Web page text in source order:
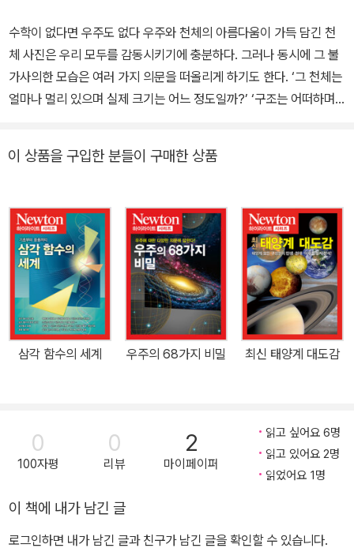
수학이 없다면 우주도 없다 우주와 천체의 아름다움이 가득 담긴 천
체 사진은 우리 모두를 감동시키기에 충분하다. 그러나 동시에 그 불
가사의한 모습은 여러 가지 의문을 떠올리게 하기도 한다. ‘그 천체는
얼마나 멀리 있으며 실제 크기는 어느 정도일까?’ ‘구조는 어떠하며
하는 것이 바로 천문학이다. 이들 의문에 답하기 위해서는 먼저 거리
야만 한다. 숫자로 표현되지 못하는 사물은 아무리 이해하려고 해도
제대로 할 수 없으며, 결국 헛된 이야기나 공상에 그쳐 버린다. 이 책
에서는 여러 가지 천문 현상에 대해 먼저 그 물리적 이치를 알기 쉽게
설명한다. 그리고 그들을 나타내는 물리량이 어떻게 측정되고 계산되
는지에 대해 예를 들면서 소개한다. 계산은 대부분 곱셈이나 나눗셈
으로 되어 있는데, 다소 어려운 미적분 등도 종종 나온다. 그러나 대략
적인 의미를 파악할 수만 있다면, 세세한 부분에 얽매이지 말고 건너
뛰어 앞으로 나아가기 바란다. 각각의 장은 대략 지구로부터의 거리
다!’라는 이름의 보충 학습 자료 코너도 마련해, 쉬면서 읽을 수 있는
주제를 다루었으니 함께 익히기 바란다. 특장 ● 태양계, 별과 성간 공
간, 성간 물질과 별의 형성, 은하와 우리은하, 우주의 핵심 사항을 빠
가장 가까운 달에서 시작해 태양과 행성을 포함한 태양계를 먼저 다
룬다. 그리고 거기서부터 성간 공간으로 나아가 항성과 성간 물질, 항
이 상품을 구입한 분들이 구매한 상품
삼각 함수의 세계 우주의 68가지 비밀 최신 태양계 대도감
0
100자평
0
리뷰
2
마이페이퍼
읽고 싶어요 6명
읽고 있어요 2명
읽었어요 1명
이 책에 내가 남긴 글
로그인하면 내가 남긴 글과 친구가 남긴 글을 확인할 수 있습니다.